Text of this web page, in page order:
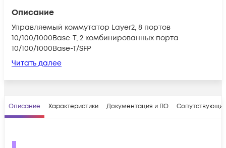
Описание
Управляемый коммутатор Layer2, 8 портов
10/100/1000Base-T, 2 комбинированных порта
10/100/1000Base-T/SFP
Читать далее
Описание Характеристики Документация и ПО